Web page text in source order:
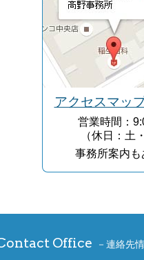
アクセスマッ
営業時間：
（休日：土
事務所案内も
Office 連絡先